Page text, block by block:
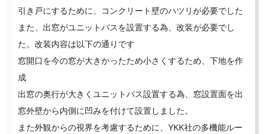
引き戸にするために、コンクリート壁のハツリが必要でした
また、出窓がユニットバスを設置する為、改装が必要でし
た。改装内容は以下の通りです
窓開口を今の窓が大きかったため小さくするため、下地を作
成
出窓の奥行が大きくユニットバス設置する為、窓設置面を出
窓外壁から内側に凹みを付けて設置しました。
また外観からの視界を考慮するために、YKK社の多機能ルー